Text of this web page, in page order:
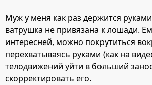
Муж у меня как раз держится
ватрушка не привязана к лошади.
интересней, можно покрутиться
перехватываясь руками (как на
телодвижений уйти в больший
скорректировать его.